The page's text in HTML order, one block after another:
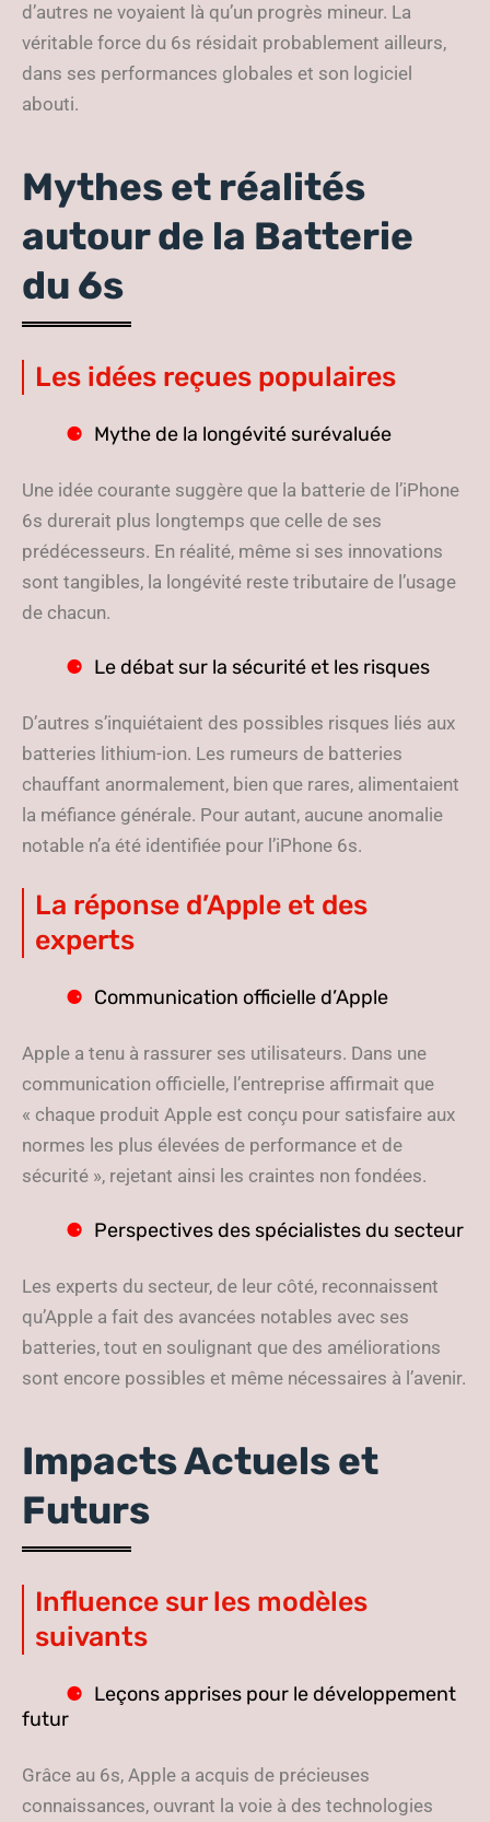
d’autres ne voyaient là qu’un progrès mineur. La
véritable force du 6s résidait probablement ailleurs,
dans ses performances globales et son logiciel
abouti.
Mythes et réalités
autour de la Batterie
du 6s
Les idées reçues populaires
Mythe de la longévité surévaluée
Une idée courante suggère que la batterie de l’iPhone
6s durerait plus longtemps que celle de ses
prédécesseurs. En réalité, même si ses innovations
sont tangibles, la longévité reste tributaire de l’usage
de chacun.
Le débat sur la sécurité et les risques
D’autres s’inquiétaient des possibles risques liés aux
batteries lithium-ion. Les rumeurs de batteries
chauffant anormalement, bien que rares, alimentaient
la méfiance générale. Pour autant, aucune anomalie
notable n’a été identifiée pour l’iPhone 6s.
La réponse d’Apple et des
experts
Communication officielle d’Apple
Apple a tenu à rassurer ses utilisateurs. Dans une
communication officielle, l’entreprise affirmait que
« chaque produit Apple est conçu pour satisfaire aux
normes les plus élevées de performance et de
sécurité », rejetant ainsi les craintes non fondées.
Perspectives des spécialistes du secteur
Les experts du secteur, de leur côté, reconnaissent
qu’Apple a fait des avancées notables avec ses
batteries, tout en soulignant que des améliorations
sont encore possibles et même nécessaires à l’avenir.
Impacts Actuels et
Futurs
Influence sur les modèles
suivants
Leçons apprises pour le développement
futur
Grâce au 6s, Apple a acquis de précieuses
connaissances, ouvrant la voie à des technologies